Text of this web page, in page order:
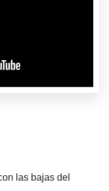
las bajas del